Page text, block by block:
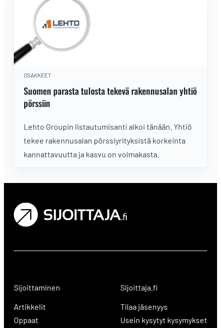
OSAKKEET
Suomen parasta tulosta tekevä rakennusalan yhtiö
pörssiin
Lehto Groupin listautumisanti alkoi tänään. Yhtiö
tekee rakennusalan pörssiyrityksistä korkeinta
kannattavuutta ja kasvu on voimakasta.
Sijoittaminen
Artikkelit
Oppaat
Sijoittaja.fi
Tilaa jäsenyys
Usein kysytyt kysymykset